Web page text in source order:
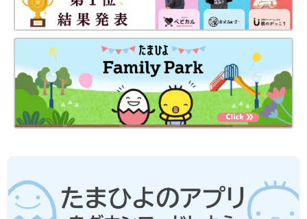
【３位】半熟たまごがあふれ出す「ゆで卵とろ～りハン
バーグ」